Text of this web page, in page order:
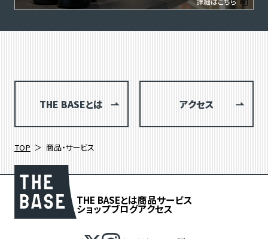
THE BASEとは アクセス
TOP 商品・サービス
THE BASEとは商品サービス
ショップブログアクセス